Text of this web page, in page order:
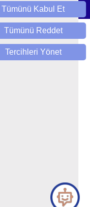
Tümünü Kabul Et
Tümünü Reddet
Tercihleri Yönet
saklıdır.